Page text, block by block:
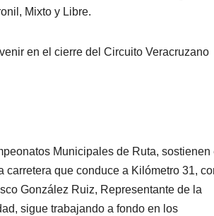
Mixto y Libre.
en el cierre del Circuito Veracruzano
Municipales de Ruta, sostienen
carretera que conduce a Kilómetro 31,
González Ruiz, Representante de la
sigue trabajando a fondo en los